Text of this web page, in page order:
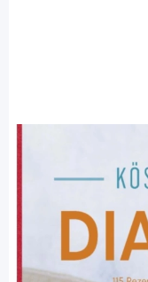
Köstlich
Endlich gute
Diashop.de Kat.-Nr.
Lieferzeit 3-7